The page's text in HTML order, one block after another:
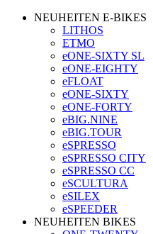
NEUHEITEN E-BIKES
LITHOS
ETMO
eONE-SIXTY SL
eONE-EIGHTY
eFLOAT
eONE-SIXTY
eONE-FORTY
eBIG.NINE
eBIG.TOUR
eSPRESSO
eSPRESSO CITY
eSPRESSO CC
eSCULTURA
eSILEX
eSPEEDER
NEUHEITEN BIKES